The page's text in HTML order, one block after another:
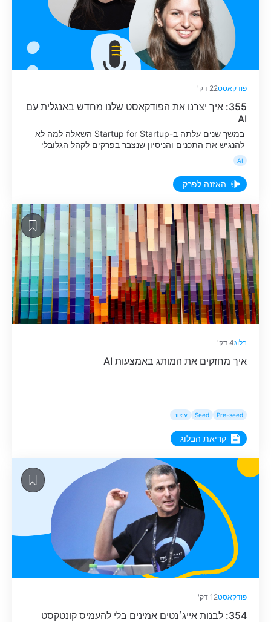
פודקאסט22 דק'
355: איך יצרנו את הפודקאסט שלנו מחדש באנגלית עם
AI
במשך שנים עלתה ב-Startup for Startup השאלה למה לא
להנגיש את התכנים והניסיון שנצבר בפרקים לקהל הגלובלי
בכלל, ולעובדי מאנדיי ברחבי העולם בפרט. בעוד שהקלטה
מחדש באנגלית דרשה משאבי זמן יקרים, והניסיונות להשתמש
בשחקני קול אנושיים לא ממש עבדו, פריצת הדרך
AI
האזנה לפרק
בלוג4 דק'
איך מחזקים את המותג באמצעות AI
Pre-seed
Seed עיצוב
קריאת הבלוג
פודקאסט12 דק'
354: לבנות אייג׳נטים אמינים בלי להעמיס קונטקסט